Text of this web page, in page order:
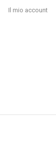
Il mio account